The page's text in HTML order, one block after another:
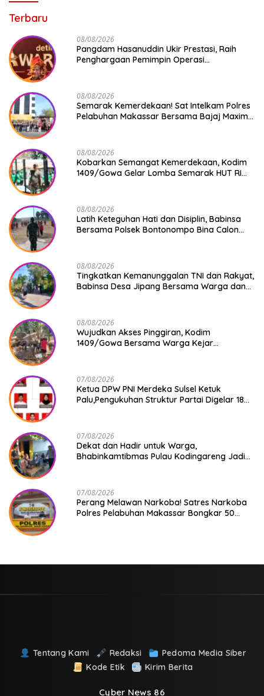
Terbaru
08/08/2026
Pangdam Hasanuddin Ukir Prestasi, Raih
Penghargaan Pemimpin Operasi
08/08/2026
Semarak Kemerdekaan! Sat Intelkam Polres
Pelabuhan Makassar Bersama Bajaj Maxim
08/08/2026
Kobarkan Semangat Kemerdekaan, Kodim
1409/Gowa Gelar Lomba Semarak HUT RI
08/08/2026
Latih Keteguhan Hati dan Disiplin, Babinsa
Bersama Polsek Bontonompo Bina Calon
08/08/2026
Tingkatkan Kemanunggalan TNI dan Rakyat,
Babinsa Desa Jipang Bersama Warga dan
08/08/2026
Wujudkan Akses Pinggiran, Kodim
1409/Gowa Bersama Warga Kejar
07/08/2026
Ketua DPW PNI Merdeka Sulsel Ketuk
Palu,Pengukuhan Struktur Partai Digelar 18
07/08/2026
Dekat dan Hadir untuk Warga,
Bhabinkamtibmas Pulau Kodingareng Jadi
07/08/2026
Perang Melawan Narkoba! Satres Narkoba
Polres Pelabuhan Makassar Bongkar 50
Tentang Kami Redaksi
Pedoma Media Siber
Kode Etik
Kirim Berita
Cyber News 86